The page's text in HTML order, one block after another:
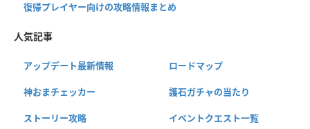
復帰プレイヤー向けの攻略情報まとめ
人気記事
アップデート最新情報 ロードマップ
神おまチェッカー 護石ガチャの当たり
ストーリー攻略 イベントクエスト一覧